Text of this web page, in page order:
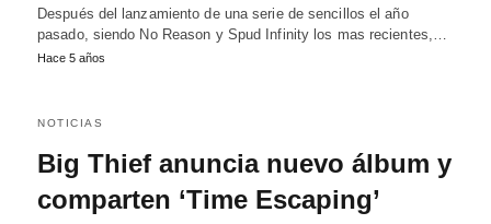
Después del lanzamiento de una serie de sencillos el año
pasado, siendo No Reason y Spud Infinity los mas recientes,…
Hace 5 años
NOTICIAS
Big Thief anuncia nuevo álbum y
comparten ‘Time Escaping’